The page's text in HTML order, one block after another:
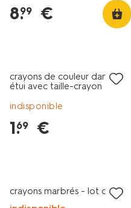
8.
99 €
crayons de couleur dans un
étui avec taille-crayon
indisponible
1.
69 €
crayons marbrés - lot de 8